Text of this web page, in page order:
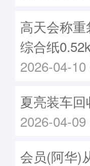
高天会称
综合纸
2026-04-
夏亮装车
2026-04-
会员(阿华)